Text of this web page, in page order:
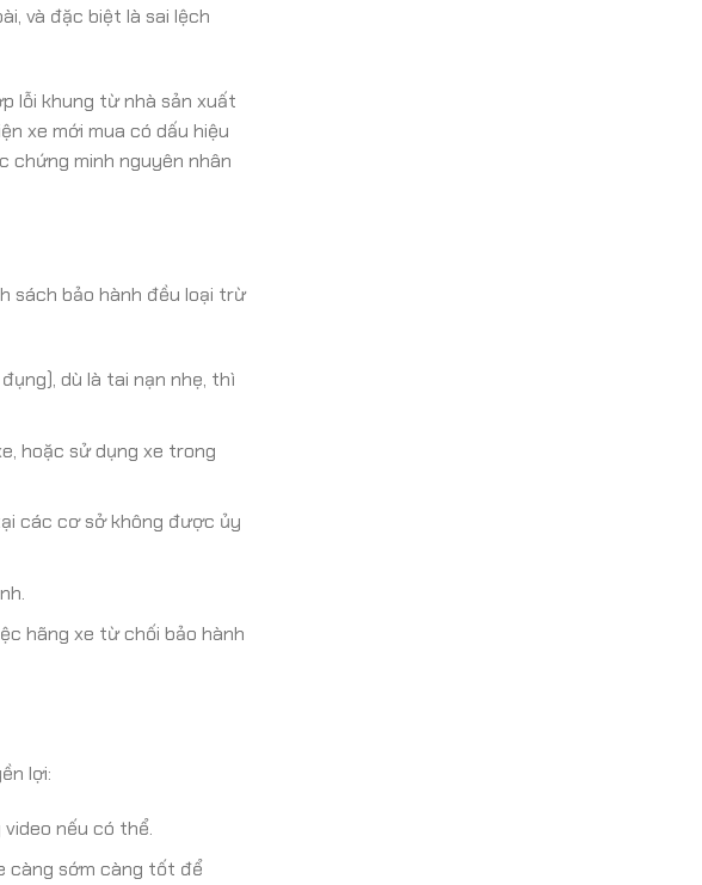
và đặc biệt là sai lệch
lỗi khung từ nhà sản xuất
xe mới mua có dấu hiệu
chứng minh nguyên nhân
sách bảo hành đều loại trừ
dù là tai nạn nhẹ, thì
hoặc sử dụng xe trong
các cơ sở không được ủy
hãng xe từ chối bảo hành
lợi:
nếu có thể.
càng sớm càng tốt để